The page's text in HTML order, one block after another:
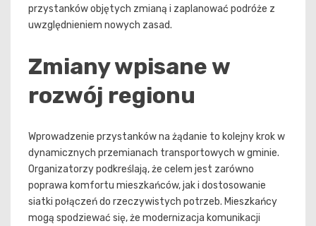
przystanków objętych zmianą i zaplanować podróże z
uwzględnieniem nowych zasad.
Zmiany wpisane w
rozwój regionu
Wprowadzenie przystanków na żądanie to kolejny krok w
dynamicznych przemianach transportowych w gminie.
Organizatorzy podkreślają, że celem jest zarówno
poprawa komfortu mieszkańców, jak i dostosowanie
siatki połączeń do rzeczywistych potrzeb. Mieszkańcy
mogą spodziewać się, że modernizacja komunikacji